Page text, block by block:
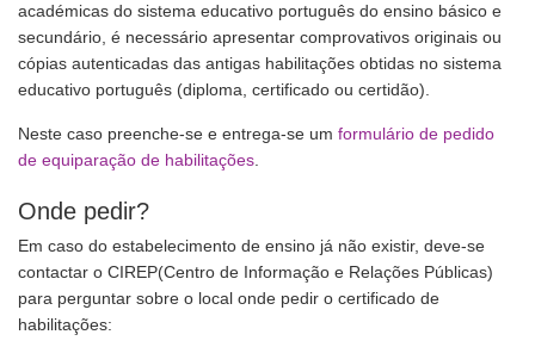
académicas do sistema educativo português do ensino básico e
secundário, é necessário apresentar comprovativos originais ou
cópias autenticadas das antigas habilitações obtidas no sistema
educativo português (diploma, certificado ou certidão).
Neste caso preenche-se e entrega-se um formulário de pedido
de equiparação de habilitações
Onde pedir?
Em caso do estabelecimento de ensino já não existir, deve-se
contactar o CIREP(Centro de Informação e Relações Públicas)
para perguntar sobre o local onde pedir o certificado de
habilitações: